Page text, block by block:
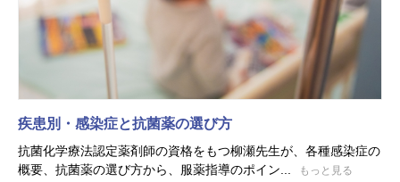
疾患別・感染症と抗菌薬の選び方
抗菌化学療法認定薬剤師の資格をもつ柳瀬先生が、各種感染症の
概要、抗菌薬の選び方から、服薬指導のポイン...
もっと見る